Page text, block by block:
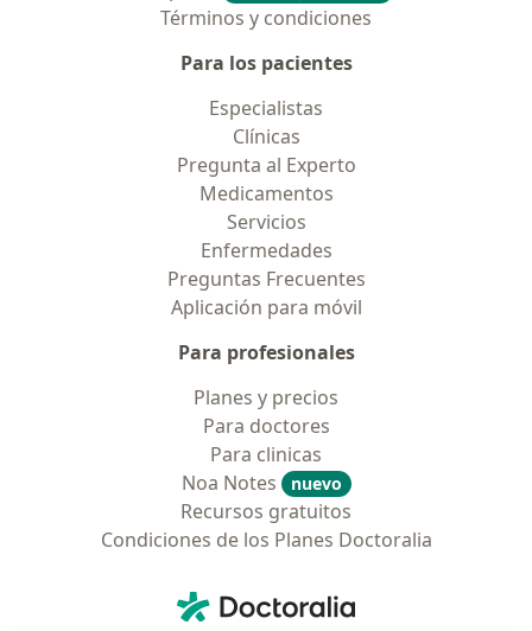
Términos y condiciones
Para los pacientes
Especialistas
Clínicas
Pregunta al Experto
Medicamentos
Servicios
Enfermedades
Preguntas Frecuentes
Aplicación para móvil
Para profesionales
Planes y precios
Para doctores
Para clinicas
Noa Notes
nuevo
Recursos gratuitos
Condiciones de los Planes Doctoralia
Doctoralia - Página de inicio